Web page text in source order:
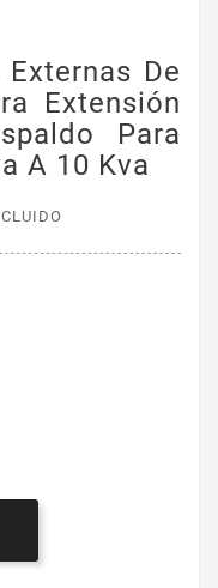
De
Extensión
Para
A 10 Kva